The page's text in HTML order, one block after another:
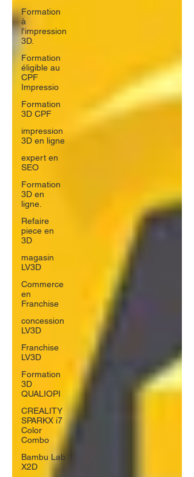
Formation
à
l'impression
3D.
Formation
éligible au
CPF
Impressio
Formation
3D CPF
impression
3D en ligne
expert en
SEO
Formation
3D en
ligne.
Refaire
piece en
3D
magasin
LV3D
Commerce
en
Franchise
concession
LV3D
Franchise
LV3D
Formation
3D
QUALIOPI
CREALITY
SPARKX i7
Color
Combo
Bambu Lab
X2D